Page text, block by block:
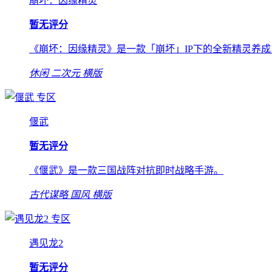
暂无评分
《崩坏：因缘精灵》是一款「崩坏」IP下的全新精灵养
休闲 二次元 横版
专区
偃武
暂无评分
《偃武》是一款三国战阵对抗即时战略手游。
古代谋略 国风 横版
专区
遇见龙2
暂无评分